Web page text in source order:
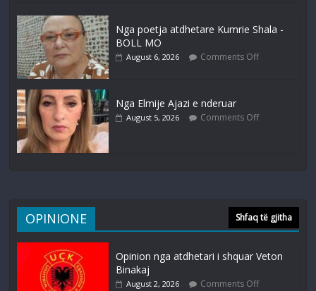
Nga poetja atdhetare Kumrie Shala -
BOLL MO
August 6, 2026 Comments Off
Nga Elmije Ajazi e nderuar
August 5, 2026 Comments Off
OPINIONE Shfaq të gjitha
Opinion nga atdhetari i shquar Veton
Binakaj
August 2, 2026 Comments Off